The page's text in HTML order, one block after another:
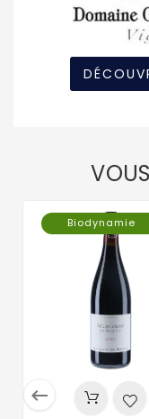

Biodynamie